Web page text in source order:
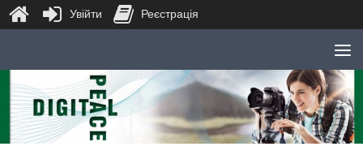
Skip to content
Увійти Реєстрація